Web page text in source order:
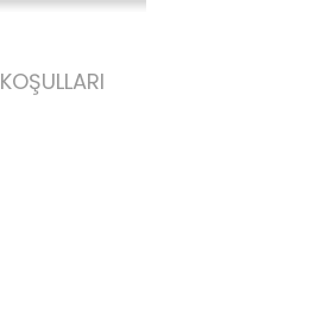
KOŞULLARI